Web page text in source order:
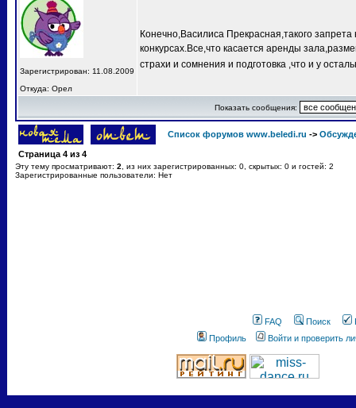
Зарегистрирован: 11.08.2009
Откуда: Орел
Конечно,Василиса Прекрасная,такого
конкурсах.Все,что касается аренды
страхи и сомнения и подготовка ,что и у
Показать сообщения:
Список форумов www.beledi.ru ->
Страница 4 из 4
Эту тему просматривают: 2 , из них зарегистрированных: 0, скрытых: 0 и гостей: 2
Зарегистрированные пользователи: Нет
FAQ Поиск
Профиль
Войти и проверить